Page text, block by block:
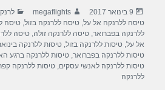
e
b
o
o
gr
a
m
s
A
p
e
פורסם
בתאריך
9 בינואר 2017 מחבר
megaflights
טיסה ללרנקה אל על,טיסה ללרנקה בזול,טיסה
ללרנקה בפברואר,טיסה ללרנקה זולה,טיסה
אל על,טיסות ללרנקה בזול,טיסות ללרנקה
טיסות ללרנקה בפברואר,טיסות ללרנקה ברגע
טיסות ללרנקה לאנשי עסקים,טיסות ללרנקה
ללרנקה